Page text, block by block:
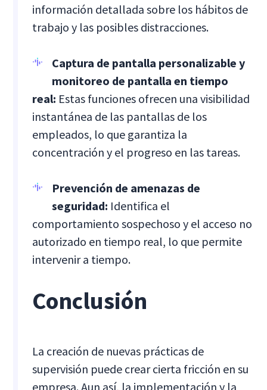
información detallada sobre los hábitos de
trabajo y las posibles distracciones.
Captura de pantalla personalizable y
monitoreo de pantalla en tiempo
real: Estas funciones ofrecen una visibilidad
instantánea de las pantallas de los
empleados, lo que garantiza la
concentración y el progreso en las tareas.
Prevención de amenazas de
seguridad: Identifica el
comportamiento sospechoso y el acceso no
autorizado en tiempo real, lo que permite
intervenir a tiempo.
Conclusión
La creación de nuevas prácticas de
supervisión puede crear cierta fricción en su
empresa. Aun así, la implementación y la